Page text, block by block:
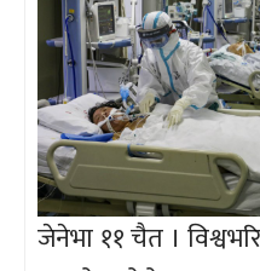
जेनेभा ११ चैत ।